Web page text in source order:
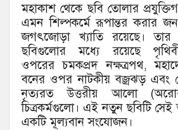
মহাকাশ থেকে ছবি তোলার
এমন শিল্পকর্মে রূপান্তর করার
জগৎজোড়া খ্যাতি রয়েছে। তার
ছবিগুলোর মধ্যে রয়েছে
ওপরের চমকপ্রদ নক্ষত্রপথ,
বনের ওপর নাটকীয় বজ্রঝড় এবং
নৃত্যরত উত্তরীয় আলো
চিত্রকর্মগুলো। এই নতুন ছবিটি
একটি মূল্যবান সংযোজন।